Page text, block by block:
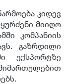
კიდევ
მიიღო
კომპანიის
გაზრდილი
ექსპორტზე